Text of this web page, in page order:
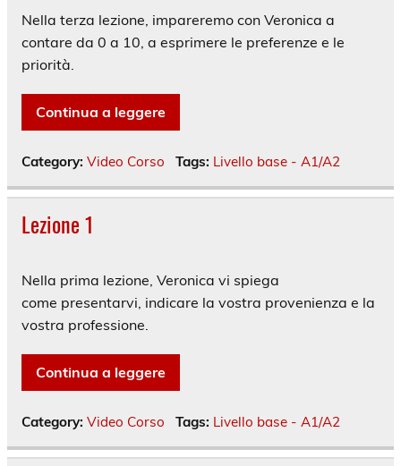
Nella terza lezione, impareremo con Veronica a
contare da 0 a 10, a esprimere le preferenze e le
priorità.
Continua a leggere
Category: Video Corso Tags: Livello base - A1/A2
Lezione 1
Nella prima lezione, Veronica vi spiega
come presentarvi, indicare la vostra provenienza e la
vostra professione.
Continua a leggere
Category: Video Corso Tags: Livello base - A1/A2